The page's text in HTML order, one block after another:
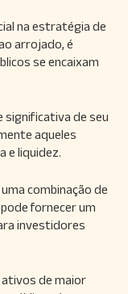
na estratégia de
arrojado, é
se encaixam
significativa de seu
aqueles
e liquidez.
combinação de
fornecer um
investidores
de maior